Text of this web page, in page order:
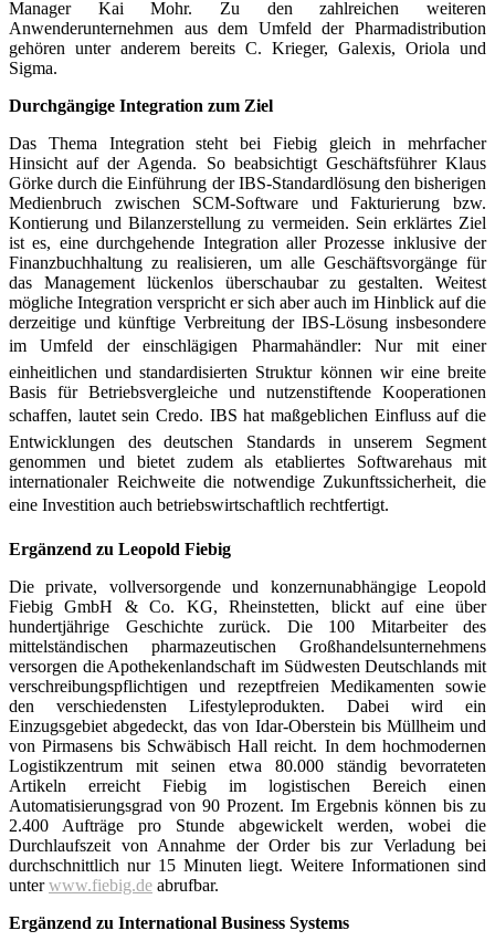
Manager Kai Mohr. Zu den zahlreichen weiteren
Anwenderunternehmen aus dem Umfeld der Pharmadistribution
gehören unter anderem bereits C. Krieger, Galexis, Oriola und
Sigma.
Durchgängige Integration zum Ziel
Das Thema Integration steht bei Fiebig gleich in mehrfacher
Hinsicht auf der Agenda. So beabsichtigt Geschäftsführer Klaus
Görke durch die Einführung der IBS-Standardlösung den bisherigen
Medienbruch zwischen SCM-Software und Fakturie­rung bzw.
Kontierung und Bilanzerstellung zu vermeiden. Sein erklärtes Ziel
ist es, eine durchgehende Integration aller Prozesse inklusive der
Finanzbuchhaltung zu realisieren, um alle Geschäftsvorgänge für
das Management lückenlos überschaubar zu gestalten. Weitest
mögliche Integration verspricht er sich aber auch im Hinblick auf die
derzeitige und künftige Verbreitung der IBS-Lösung insbesondere
im Umfeld der einschlägigen Pharmahändler: Nur mit einer
einheitlichen und standardisierten Struktur können wir eine breite
Basis für Betriebsvergleiche und nutzenstiftende Kooperationen
schaffen, lautet sein Credo. IBS hat maßgeblichen Einfluss auf die
Entwicklungen des deutschen Standards in unserem Segment
genommen und bietet zudem als etabliertes Softwarehaus mit
internationaler Reichweite die notwendige Zukunftssicherheit, die
eine Investition auch betriebswirtschaftlich rechtfertigt.
Ergänzend zu Leopold Fiebig
Die private, vollversorgende und konzernunabhängige Leopold
Fiebig GmbH & Co. KG, Rheinstetten, blickt auf eine über
hundertjährige Geschichte zurück. Die 100 Mitarbeiter des
mittelständischen pharmazeutischen Großhandelsunternehmens
versorgen die Apothekenland­schaft im Südwesten Deutschlands mit
verschreibungspflichtigen und rezeptfreien Medikamenten sowie
den verschiedensten Lifestyleprodukten. Dabei wird ein
Einzugsgebiet abgedeckt, das von Idar-Oberstein bis Müllheim und
von Pirmasens bis Schwäbisch Hall reicht. In dem hochmodernen
Logistikzentrum mit seinen etwa 80.000 ständig bevorrateten
Artikeln erreicht Fiebig im logistischen Bereich einen
Automatisierungsgrad von 90 Prozent. Im Ergebnis können bis zu
2.400 Aufträge pro Stunde abgewickelt werden, wobei die
Durchlaufszeit von Annahme der Order bis zur Verladung bei
durchschnittlich nur 15 Minuten liegt. Weitere Informationen sind
unterwww.fiebig.de abrufbar.
Ergänzend zu International Business Systems